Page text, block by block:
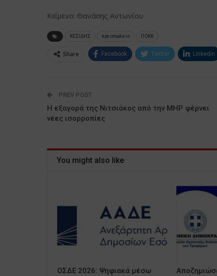
Κείμενο: Θανάσης Αντωνίου
ΚΕΣΙΔΗΣ κρεοπωλείο ΠΟΚΚ
Share Facebook Twitter Linkedin
PREV POST
Η εξαγορά της Νιτσιάκος από την MHP φέρνει
νέες ισορροπίες
You might also like
ΟΣΔΕ 2026: Ψηφιακά μέσω